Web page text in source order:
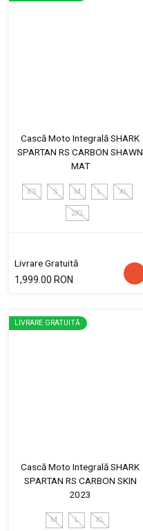
Cască Moto Integrală SHARK
SPARTAN RS CARBON SHAWN
MAT
XS S M L XL
2XL
Livrare Gratuită
1,999.00 RON
LIVRARE GRATUITĂ
Cască Moto Integrală SHARK
SPARTAN RS CARBON SKIN
2023
M L XL